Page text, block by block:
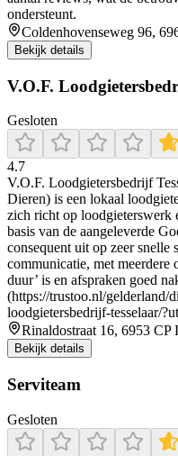
ondersteunt.
Coldenhovenseweg 96,
Bekijk details
V.O.F.
Gesloten
4.7
V.O.F. Loodgietersbedrijf
Dieren) is een lokaal
zich richt op loodgieterswerk
basis van de aangeleverde
consequent uit op zeer
communicatie, met meerdere
duur’ is en afspraken goed
(https://trustoo.nl/gelderland/
loodgietersbedrijf-tesselaar/
Rinaldostraat 16, 6953 CP
Bekijk details
Serviteam
Gesloten